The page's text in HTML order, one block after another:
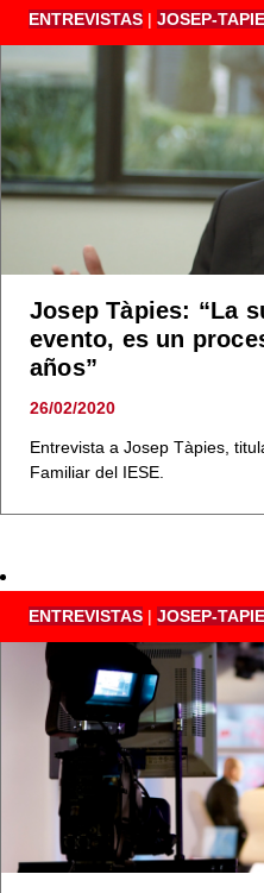
ENTREVISTAS | JOSEP-
Josep Tàpies: “La
evento, es un
años”
26/02/2020
Entrevista a Josep Tàpies,
Familiar del IESE.
ENTREVISTAS | JOSEP-